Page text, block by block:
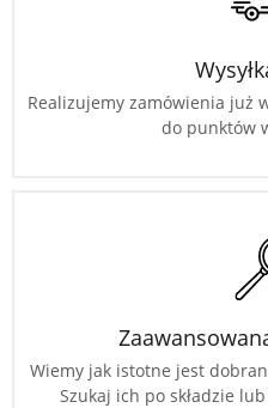
Realizujemy zamówienia już
do punktów
Wiemy jak istotne jest
Szukaj ich po składzie